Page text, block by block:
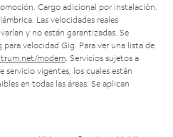
Cargo adicional por instalación.
Las velocidades reales
y no están garantizadas. Se
velocidad Gig. Para ver una lista de
modem . Servicios sujetos a
vigentes, los cuales están
en todas las áreas. Se aplican